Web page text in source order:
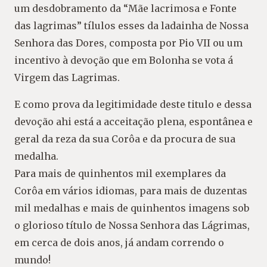
um desdobramento da “Mãe lacrimosa e Fonte
das lagrimas” tílulos esses da ladainha de Nossa
Senhora das Dores, composta por Pio VII ou um
incentivo à devoção que em Bolonha se vota á
Virgem das Lagrimas.
E como prova da legitimidade deste titulo e dessa
devoção ahi está a acceitação plena, espontânea e
geral da reza da sua Corôa e da procura de sua
medalha.
Para mais de quinhentos mil exemplares da
Corôa em vários idiomas, para mais de duzentas
mil medalhas e mais de quinhentos imagens sob
o glorioso título de Nossa Senhora das Lágrimas,
em cerca de dois anos, já andam correndo o
mundo!